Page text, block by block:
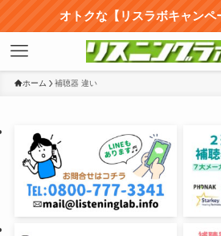
オトクな【リスラボキャンペ
ホーム 補聴器 違い